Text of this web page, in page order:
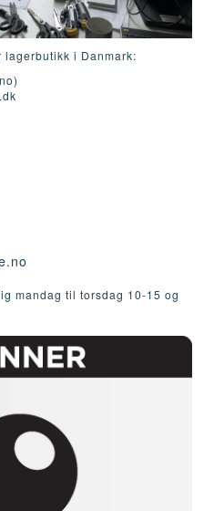
i Danmark:
mandag til torsdag 10-15 og